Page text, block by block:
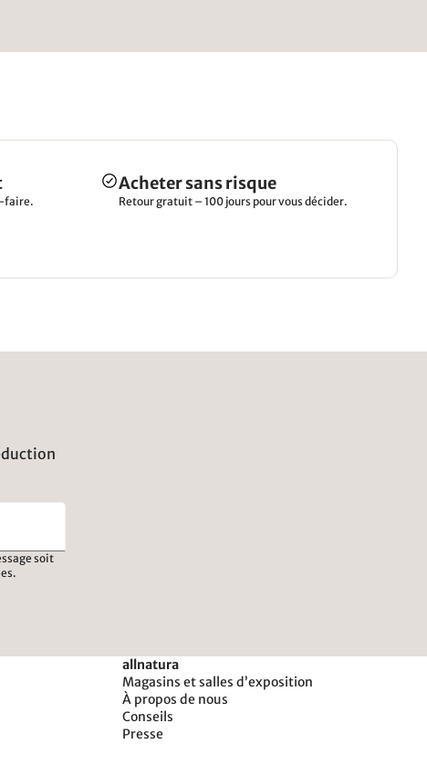
faire.
Acheter sans risque
Retour gratuit – 100 jours pour vous décider.
soit
allnatura
Magasins et salles d’exposition
À propos de nous
Conseils
Presse